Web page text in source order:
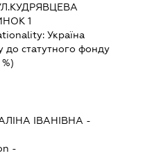
1
Україна
до статутного фонду
ІВАНІВНА -
-